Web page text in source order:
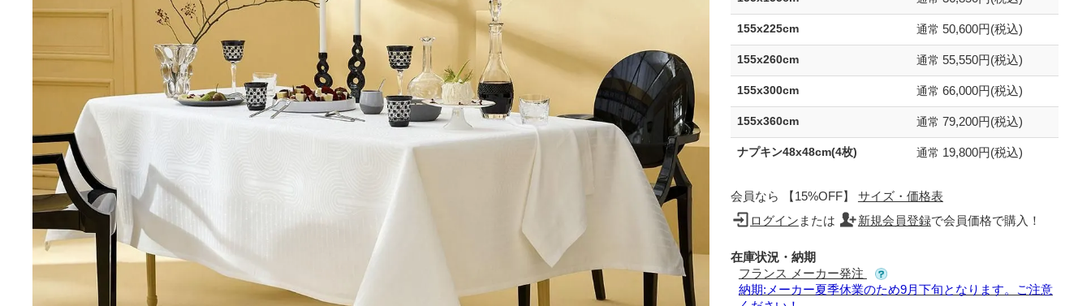
155x225cm 通常 50,600円(税込)
155x260cm 通常 55,550円(税込)
155x300cm 通常 66,000円(税込)
155x360cm 通常 79,200円(税込)
ナプキン48x48cm(4枚) 通常 19,800円(税込)
会員なら 【15%OFF】 サイズ・価格表
ログイン または 新規会員登録で会員価格で購入！
在庫状況・納期
フランス メーカー発注
納期:メーカー夏季休業のため9月下旬となります。ご注意